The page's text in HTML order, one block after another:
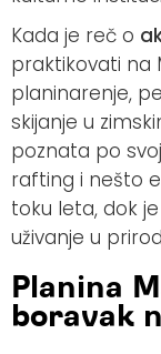
Kada je reč o
praktikovati na
planinarenje,
skijanje u
poznata po
rafting i nešto
toku leta, dok
uživanje u
Planina
boravak